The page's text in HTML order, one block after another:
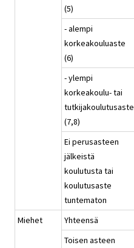
(5)
- alempi
korkeakouluaste
(6)
- ylempi
korkeakoulu- tai
tutkijakoulutusaste
(7,8)
Ei perusasteen
jälkeistä
koulutusta tai
koulutusaste
tuntematon
Miehet
Yhteensä
Toisen asteen